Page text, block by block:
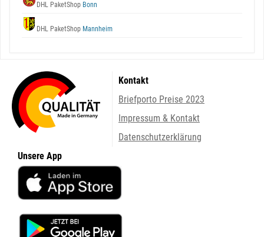
DHL PaketShop Bonn
DHL PaketShop Mannheim
Kontakt
Briefporto Preise 2023
Impressum & Kontakt
Datenschutzerklärung
Unsere App